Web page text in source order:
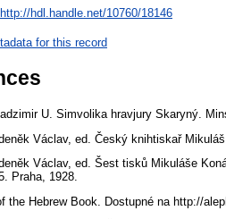
http://hdl.handle.net/10760/18146
for this record
U. Simvolika hravjury Skaryný.
Václav, ed. Český knihtiskař
Václav, ed. Šest tisků Mikuláše
Praha, 1928.
the Hebrew Book. Dostupné na http://